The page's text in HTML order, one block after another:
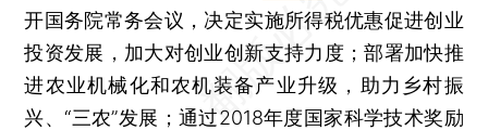
开国务院常务会议，决定实施所得税优惠促进创业
投资发展，加大对创业创新支持力度；部署加快推
进农业机械化和农机装备产业升级，助力乡村振
兴、“三农”发展；通过2018年度国家科学技术奖励